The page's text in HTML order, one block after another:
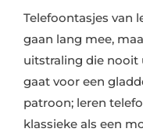
Telefoontasjes van
gaan lang mee,
uitstraling die nooit
gaat voor een
patroon; leren
klassieke als een